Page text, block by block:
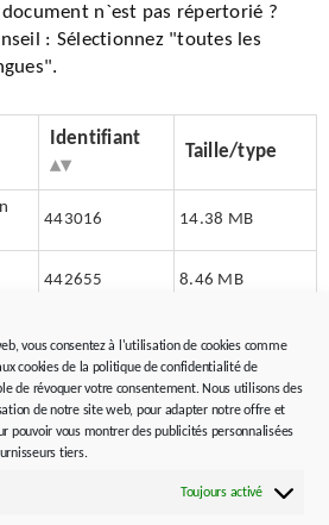
vous consentez à l'utilisation de cookies comme
cookies de la politique de confidentialité de
de révoquer votre consentement. Nous utilisons des
de notre site web, pour adapter notre offre et
pouvoir vous montrer des publicités personnalisées
tiers.
Toujours activé
document n`est pas répertorié ?
: Sélectionnez "toutes les
Identifiant
Taille/type
443016 14.38 MB
442655 8.46 MB
et réparation